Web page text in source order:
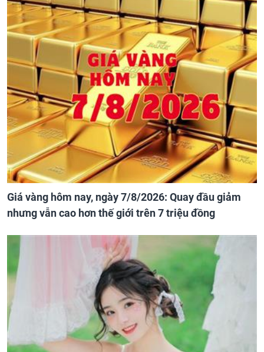
Giá vàng hôm nay, ngày 7/8/2026: Quay đầu giảm
nhưng vẫn cao hơn thế giới trên 7 triệu đồng